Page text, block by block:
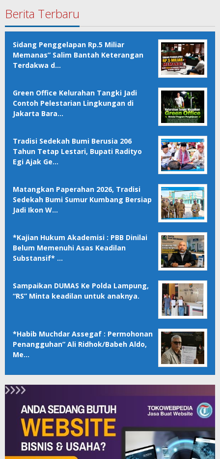
Berita Terbaru
Sidang Penggelapan Rp.5 Miliar
Memanas” Salim Bantah Keterangan
Terdakwa d…
Green Office Kelurahan Tangki Jadi
Contoh Pelestarian Lingkungan di
Jakarta Bara…
Tradisi Sedekah Bumi Berusia 206
Tahun Tetap Lestari, Bupati Radityo
Egi Ajak Ge…
Matangkan Paperahan 2026, Tradisi
Sedekah Bumi Sumur Kumbang Bersiap
Jadi Ikon W…
*Kajian Hukum Akademisi : PBB Dinilai
Belum Memenuhi Asas Keadilan
Substansif* …
Sampaikan DUMAS Ke Polda Lampung,
“RS” Minta keadilan untuk anaknya.
*Habib Muchdar Assegaf : Permohonan
Penangguhan” Ali Ridhok/Babeh Aldo,
Me…